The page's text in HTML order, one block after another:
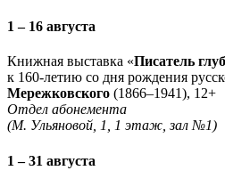
1 – 16 августа
Книжная выставка «Писатель
к 160-летию со дня рождения
Мережковского (1866–1941), 12+
Отдел абонемента
(М. Ульяновой, 1, 1 этаж, зал №1)
1 – 31 августа